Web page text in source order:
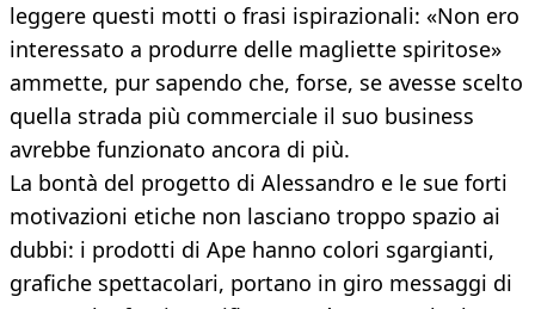
leggere questi motti o frasi ispirazionali: «Non ero
interessato a produrre delle magliette spiritose»
ammette, pur sapendo che, forse, se avesse scelto
quella strada più commerciale il suo business
avrebbe funzionato ancora di più.
La bontà del progetto di Alessandro e le sue forti
motivazioni etiche non lasciano troppo spazio ai
dubbi: i prodotti di Ape hanno colori sgargianti,
grafiche spettacolari, portano in giro messaggi di